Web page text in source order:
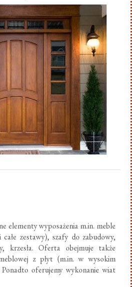
elementy wyposażenia m.in. meble
zestawy), szafy do zabudowy,
krzesła. Oferta obejmuje także
z płyt (m.in. w wysokim
oferujemy wykonanie wiat